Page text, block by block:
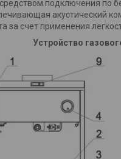
подключения по
акустический
за счет применения
Устройство